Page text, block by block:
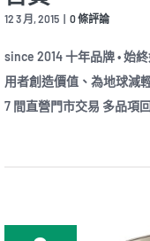
12 3 月, 2015 0 條評論
since 2014 十年品牌 • 始
用者創造價值、為地球減
7 間直營門市交易 多品項